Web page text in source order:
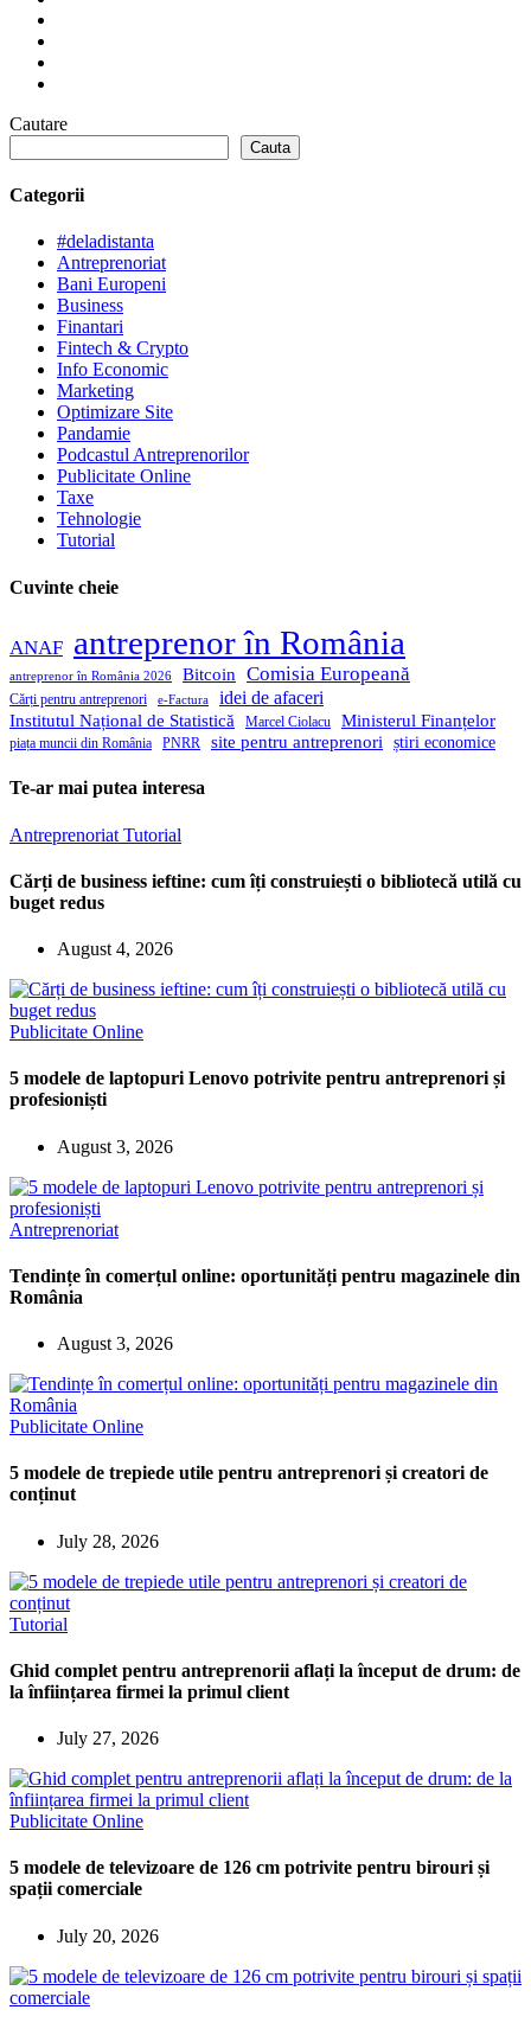
Cautare
Cauta
Categorii
#deladistanta
Antreprenoriat
Bani Europeni
Business
Finantari
Fintech & Crypto
Info Economic
Marketing
Optimizare Site
Pandamie
Podcastul Antreprenorilor
Publicitate Online
Taxe
Tehnologie
Tutorial
Cuvinte cheie
ANAF antreprenor în România
antreprenor în România 2026 Bitcoin Comisia Europeană
Cărți pentru antreprenori e-Factura idei de afaceri
Institutul Național de Statistică Marcel Ciolacu Ministerul Finanțelor
piața muncii din România PNRR site pentru antreprenori știri economice
Te-ar mai putea interesa
Antreprenoriat Tutorial
Cărți de business ieftine: cum îți construiești o bibliotecă utilă cu
buget redus
August 4, 2026
Publicitate Online
5 modele de laptopuri Lenovo potrivite pentru antreprenori și
profesioniști
August 3, 2026
Antreprenoriat
Tendințe în comerțul online: oportunități pentru magazinele din
România
August 3, 2026
Publicitate Online
5 modele de trepiede utile pentru antreprenori și creatori de
conținut
July 28, 2026
Tutorial
Ghid complet pentru antreprenorii aflați la început de drum: de
la înființarea firmei la primul client
July 27, 2026
Publicitate Online
5 modele de televizoare de 126 cm potrivite pentru birouri și
spații comerciale
July 20, 2026